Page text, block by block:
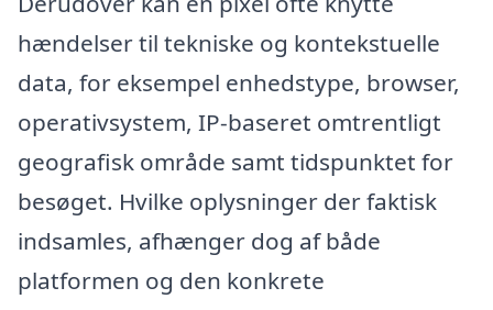
hændelser til tekniske og kontekstuelle
data, for eksempel enhedstype, browser,
operativsystem, IP-baseret omtrentligt
geografisk område samt tidspunktet for
besøget. Hvilke oplysninger der faktisk
indsamles, afhænger dog af både
platformen og den konkrete